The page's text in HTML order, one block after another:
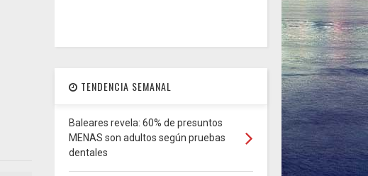
TENDENCIA SEMANAL
Baleares revela: 60% de presuntos
MENAS son adultos según pruebas
dentales